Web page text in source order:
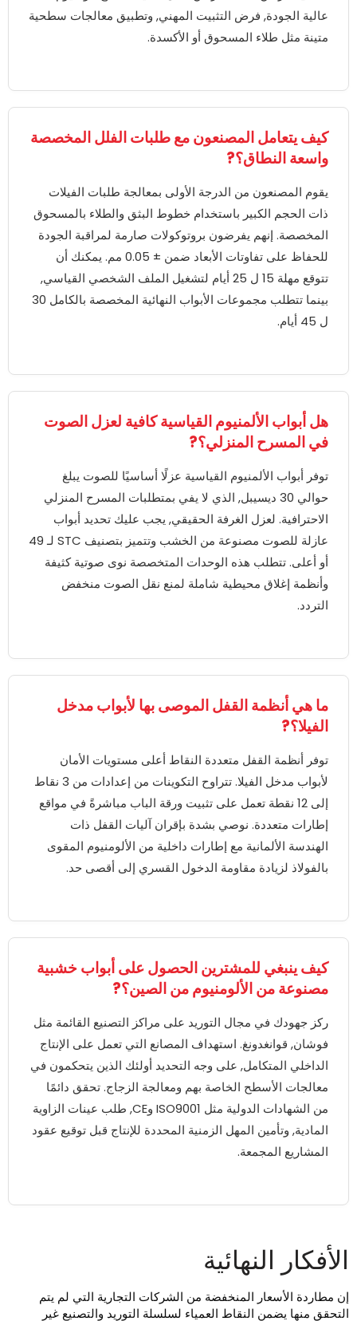
عالية الجودة, فرض التثبيت المهني, وتطبيق معالجات سطحية
متينة مثل طلاء المسحوق أو الأكسدة.
كيف يتعامل المصنعون مع طلبات الفلل المخصصة
واسعة النطاق؟?
يقوم المصنعون من الدرجة الأولى بمعالجة طلبات الفيلات
ذات الحجم الكبير باستخدام خطوط البثق والطلاء بالمسحوق
المخصصة. إنهم يفرضون بروتوكولات صارمة لمراقبة الجودة
للحفاظ على تفاوتات الأبعاد ضمن ± 0.05 مم. يمكنك أن
تتوقع مهلة 15 ل 25 أيام لتشغيل الملف الشخصي القياسي,
بينما تتطلب مجموعات الأبواب النهائية المخصصة بالكامل 30
هل أبواب الألمنيوم القياسية كافية لعزل الصوت
في المسرح المنزلي؟?
توفر أبواب الألمنيوم القياسية عزلًا أساسيًا للصوت يبلغ
حوالي 30 ديسيبل, الذي لا يفي بمتطلبات المسرح المنزلي
الاحترافية. لعزل الغرفة الحقيقي, يجب عليك تحديد أبواب
عازلة للصوت مصنوعة من الخشب وتتميز بتصنيف STC لـ 49
أو أعلى. تتطلب هذه الوحدات المتخصصة نوى صوتية كثيفة
وأنظمة إغلاق محيطية شاملة لمنع نقل الصوت منخفض
التردد.
ما هي أنظمة القفل الموصى بها لأبواب مدخل
الفيلا؟?
توفر أنظمة القفل متعددة النقاط أعلى مستويات الأمان
لأبواب مدخل الفيلا. تتراوح التكوينات من إعدادات من 3 نقاط
إلى 12 نقطة تعمل على تثبيت ورقة الباب مباشرةً في مواقع
إطارات متعددة. نوصي بشدة بإقران آليات القفل ذات
الهندسة الألمانية مع إطارات داخلية من الألومنيوم المقوى
بالفولاذ لزيادة مقاومة الدخول القسري إلى أقصى حد.
كيف ينبغي للمشترين الحصول على أبواب خشبية
مصنوعة من الألومنيوم من الصين؟?
ركز جهودك في مجال التوريد على مراكز التصنيع القائمة مثل
فوشان, قوانغدونغ. استهداف المصانع التي تعمل على الإنتاج
الداخلي المتكامل, على وجه التحديد أولئك الذين يتحكمون في
معالجات الأسطح الخاصة بهم ومعالجة الزجاج. تحقق دائمًا
من الشهادات الدولية مثل ISO9001 وCE, طلب عينات الزاوية
المادية, وتأمين المهل الزمنية المحددة للإنتاج قبل توقيع عقود
المشاريع المجمعة.
النهائية
مطاردة الأسعار المنخفضة من الشركات التجارية التي لم يتم
منها يضمن النقاط العمياء لسلسلة التوريد والتصنيع غير